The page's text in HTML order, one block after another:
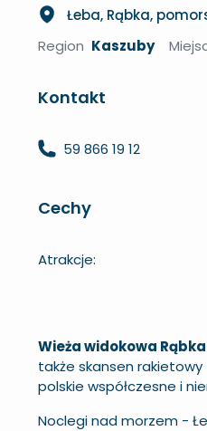
Łeba, Rąbka,
Region Kaszuby
Kontakt
59 866 19 12
Cechy
Atrakcje:
Wieża widokowa Rąbka
także skansen
polskie współczesne i
Noclegi nad morzem -